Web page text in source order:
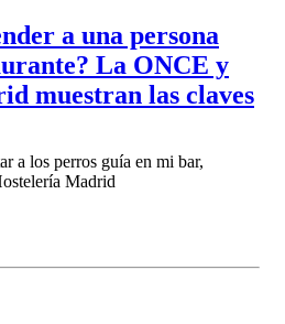
a una persona
La ONCE y
muestran las claves